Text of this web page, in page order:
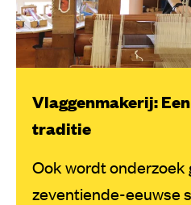
Vlaggenmakerij:
traditie
Ook wordt onderzoek
zeventiende-eeuwse